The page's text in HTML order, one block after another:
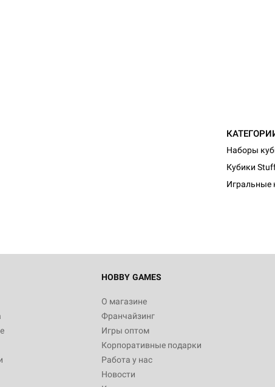
Наборы
Кубики
Игральные
HOBBY GAMES
О магазине
Франчайзинг
Игры оптом
Корпоративные подарки
Работа у нас
Новости